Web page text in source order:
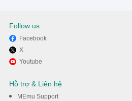
Follow us
Facebook
X
Youtube
Hỗ trợ & Liên hệ
MEmu Support